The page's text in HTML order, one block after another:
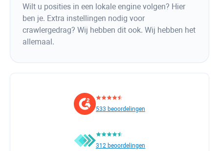
Wilt u posities in een lokale engine volgen? Hier
ben je. Extra instellingen nodig voor
crawlergedrag? Wij hebben dit ook. Wij hebben het
allemaal.
533 beoordelingen
312 beoordelingen